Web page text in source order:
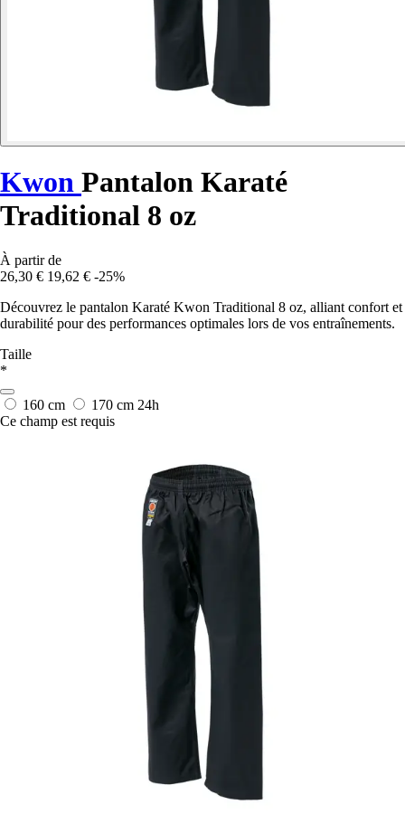
Kwon Pantalon Karaté
Traditional 8 oz
À partir de
26,30 € 19,62 € -25%
Découvrez le pantalon Karaté Kwon Traditional 8 oz, alliant confort et
durabilité pour des performances optimales lors de vos entraînements.
Taille
*
160 cm 170 cm 24h
Ce champ est requis